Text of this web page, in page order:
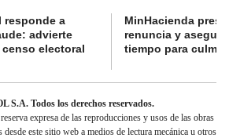
responde a
advierte
electoral
MinHacienda
renuncia y
tiempo para
S.A. Todos los derechos reservados.
expresa de las reproducciones y usos de las obras
desde este sitio web a medios de lectura mecánica u otros